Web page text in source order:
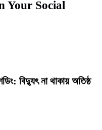
Your Social
বিদ্যুৎ না থাকায় অতিষ্ঠ